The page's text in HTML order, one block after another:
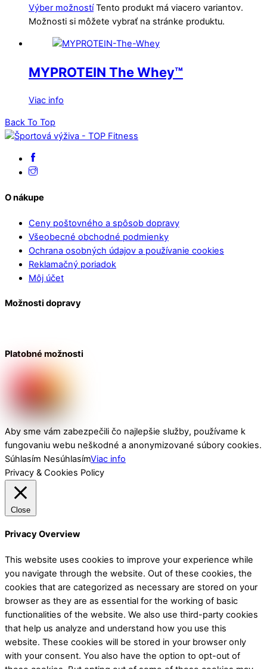
Výber možností Tento produkt má viacero variantov.
Možnosti si môžete vybrať na stránke produktu.
MYPROTEIN The Whey™
Viac info
Back To Top
O nákupe
Ceny poštovného a spôsob dopravy
Všeobecné obchodné podmienky
Ochrana osobných údajov a používanie cookies
Reklamačný poriadok
Môj účet
Možnosti dopravy
Platobné možnosti
Aby sme vám zabezpečili čo najlepšie služby, používame k
fungovaniu webu neškodné a anonymizované súbory cookies.
Súhlasím NesúhlasímViac info
Privacy & Cookies Policy
Close
Privacy Overview
This website uses cookies to improve your experience while
you navigate through the website. Out of these cookies, the
cookies that are categorized as necessary are stored on your
browser as they are as essential for the working of basic
functionalities of the website. We also use third-party cookies
that help us analyze and understand how you use this
website. These cookies will be stored in your browser only
with your consent. You also have the option to opt-out of